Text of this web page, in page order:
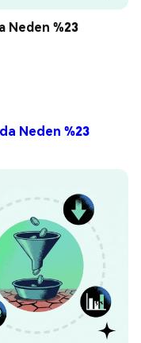
Neden %23
Neden %23